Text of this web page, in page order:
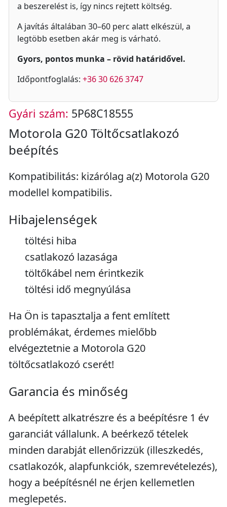
a beszerelést is, így nincs rejtett költség.
A javítás általában 30–60 perc alatt elkészül, a
legtöbb esetben akár meg is várható.
Gyors, pontos munka – rövid határidővel.
Időpontfoglalás: +36 30 626 3747
Gyári szám: 5P68C18555
Motorola G20 Töltőcsatlakozó
beépítés
Kompatibilitás: kizárólag a(z) Motorola G20
modellel kompatibilis.
Hibajelenségek
töltési hiba
csatlakozó lazasága
töltőkábel nem érintkezik
töltési idő megnyúlása
Ha Ön is tapasztalja a fent említett
problémákat, érdemes mielőbb
elvégeztetnie a Motorola G20
töltőcsatlakozó cserét!
Garancia és minőség
A beépített alkatrészre és a beépítésre 1 év
garanciát vállalunk. A beérkező tételek
minden darabját ellenőrizzük (illeszkedés,
csatlakozók, alapfunkciók, szemrevételezés),
hogy a beépítésnél ne érjen kellemetlen
meglepetés.